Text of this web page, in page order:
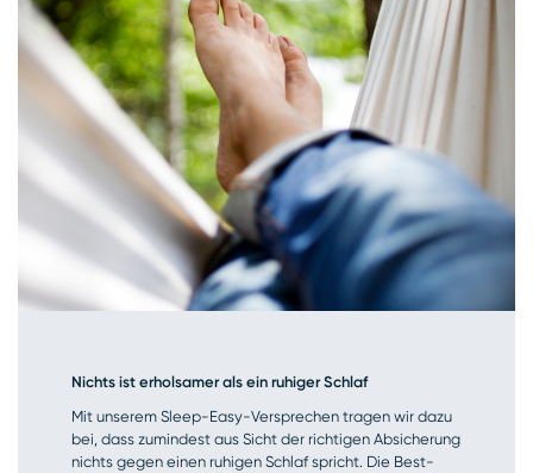
Nichts ist erholsamer als ein ruhiger Schlaf
Mit unserem Sleep-Easy-Versprechen tragen wir dazu
bei, dass zumindest aus Sicht der richtigen Absicherung
nichts gegen einen ruhigen Schlaf spricht. Die Best-